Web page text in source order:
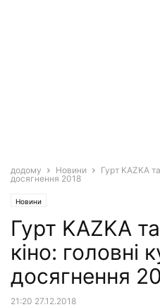
додому Новини
Гурт KAZKA
досягнення 2018
Новини
Гурт KAZKA
кіно: головні
досягнення
21:20 27.12.2018